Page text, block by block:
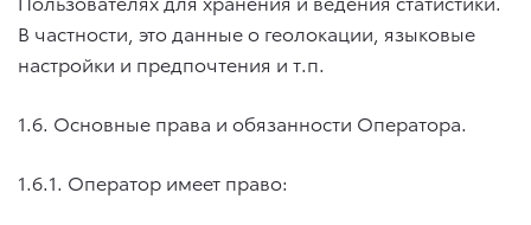
В частности, это данные о геолокации, языковые
настройки и предпочтения и т.п.
1.6. Основные права и обязанности Оператора.
1.6.1. Оператор имеет право: